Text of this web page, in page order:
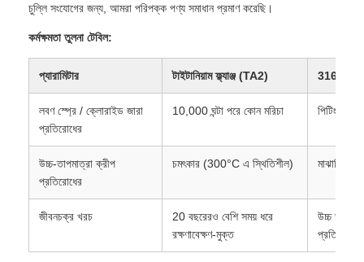
চুল্লি সংযোগের জন্য, আমরা পরিপক্ক পণ্য সমাধান প্রমাণ করেছি।
কর্মক্ষমতা তুলনা টেবিল:
প্যারামিটার টাইটানিয়াম ফ্ল্যাঞ্জ (TA2) 316L
লবণ স্প্রে / ক্লোরাইড জারা
প্রতিরোধের
10,000 ঘন্টা পরে কোন মরিচা পিটিং এবং
উচ্চ-তাপমাত্রা ক্রীপ
প্রতিরোধের
চমৎকার (300°C এ স্থিতিশীল) মাঝারি
জীবনচক্র খরচ
20 বছরেরও বেশি সময় ধরে
রক্ষণাবেক্ষণ-মুক্ত
উচ্চ